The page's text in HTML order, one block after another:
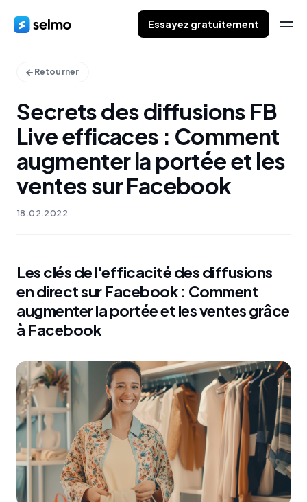
Essayez gratuitement
Retourner
Secrets des diffusions FB
Live efficaces : Comment
augmenter la portée et les
ventes sur Facebook
18.02.2022
Les clés de l'efficacité des diffusions
en direct sur Facebook : Comment
augmenter la portée et les ventes grâce
à Facebook